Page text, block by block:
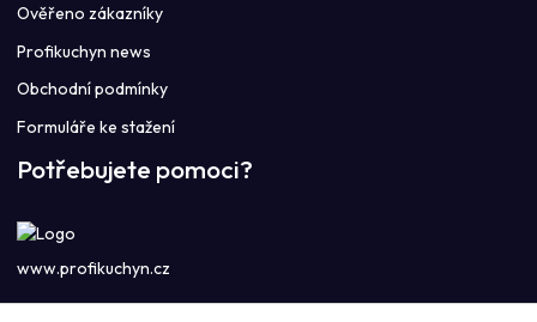
Ověřeno zákazníky
Profikuchyn news
Obchodní podmínky
Formuláře ke stažení
Potřebujete pomoci?
www.profikuchyn.cz